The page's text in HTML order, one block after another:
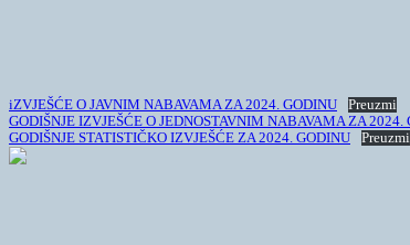
iZVJEŠĆE O JAVNIM NABAVAMA ZA 2024. GODINU
Preuzmi
GODIŠNJE IZVJEŠĆE O JEDNOSTAVNIM NABAVAMA ZA 2024.
GODIŠNJE STATISTIČKO IZVJEŠĆE ZA 2024. GODINU
Preuzmi